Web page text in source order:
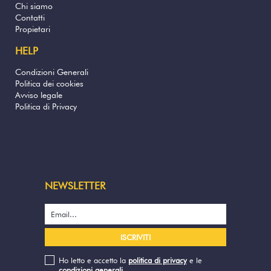
Chi siamo
Contatti
Propietari
HELP
Condizioni Generali
Politica dei cookies
Avviso legale
Politica di Privacy
NEWSLETTER
Ho letto e accetto la politica di privacye le